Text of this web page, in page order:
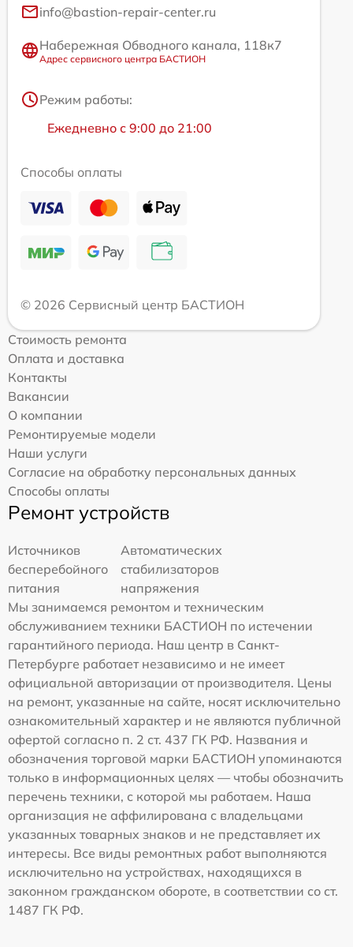
info@bastion-repair-center.ru
Набережная Обводного канала, 118к7
Адрес сервисного центра БАСТИОН
Режим работы:
Ежедневно с 9:00 до 21:00
Способы оплаты
© 2026 Сервисный центр БАСТИОН
Стоимость ремонта
Оплата и доставка
Контакты
Вакансии
О компании
Ремонтируемые модели
Наши услуги
Согласие на обработку персональных данных
Способы оплаты
Ремонт устройств
Источников
бесперебойного
питания
Автоматических
стабилизаторов
напряжения
Мы занимаемся ремонтом и техническим
обслуживанием техники БАСТИОН по истечении
гарантийного периода. Наш центр в Санкт-
Петербурге работает независимо и не имеет
официальной авторизации от производителя. Цены
на ремонт, указанные на сайте, носят исключительно
ознакомительный характер и не являются публичной
офертой согласно п. 2 ст. 437 ГК РФ. Названия и
обозначения торговой марки БАСТИОН упоминаются
только в информационных целях — чтобы обозначить
перечень техники, с которой мы работаем. Наша
организация не аффилирована с владельцами
указанных товарных знаков и не представляет их
интересы. Все виды ремонтных работ выполняются
исключительно на устройствах, находящихся в
законном гражданском обороте, в соответствии со ст.
1487 ГК РФ.